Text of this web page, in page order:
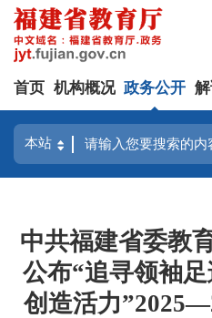
首页 机构概况 政务公开
中共福建省委教
公布“追寻领袖
创造活力